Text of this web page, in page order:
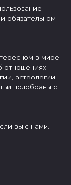
обязательном
в мире.
отношениях,
астрологии.
подобраны с
вы с нами.